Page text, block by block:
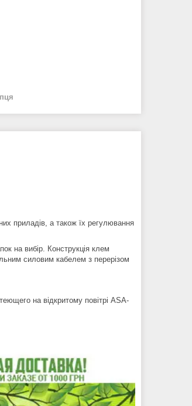
приладів, а також їх регулювання
на вибір. Конструкція клем
силовим кабелем з перерізом
на відкритому повітрі ASA-